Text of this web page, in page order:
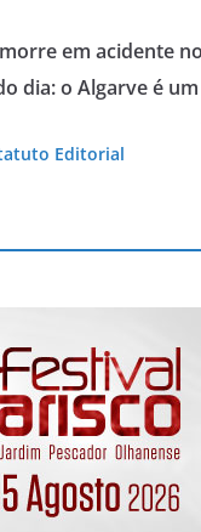
em acidente
dia: o Algarve é
Editorial